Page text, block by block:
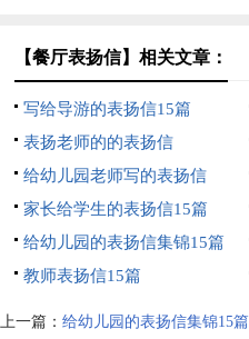
【餐厅表扬信】相关文章：
写给导游的表扬信15篇
表扬老师的的表扬信
给幼儿园老师写的表扬信
家长给学生的表扬信15篇
给幼儿园的表扬信集锦15篇
教师表扬信15篇
上一篇： 给幼儿园的表扬信集锦15篇